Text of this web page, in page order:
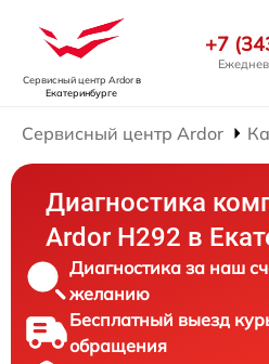
Сервисный центр Ardorв
Екатеринбурге
+7
Сервисный центр Ardor
Диагностика
Ardor H292 в
Диагностика за наш
желанию
Бесплатный выезд
обращения